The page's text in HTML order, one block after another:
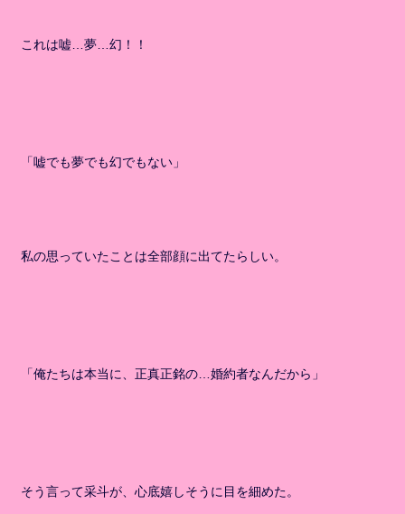
これは嘘…夢…幻！！
「嘘でも夢でも幻でもない」
私の思っていたことは全部顔に出てたらしい。
「俺たちは本当に、正真正銘の…婚約者なんだから」
そう言って采斗が、心底嬉しそうに目を細めた。